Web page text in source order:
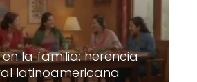
la familia: herencia
latinoamericana